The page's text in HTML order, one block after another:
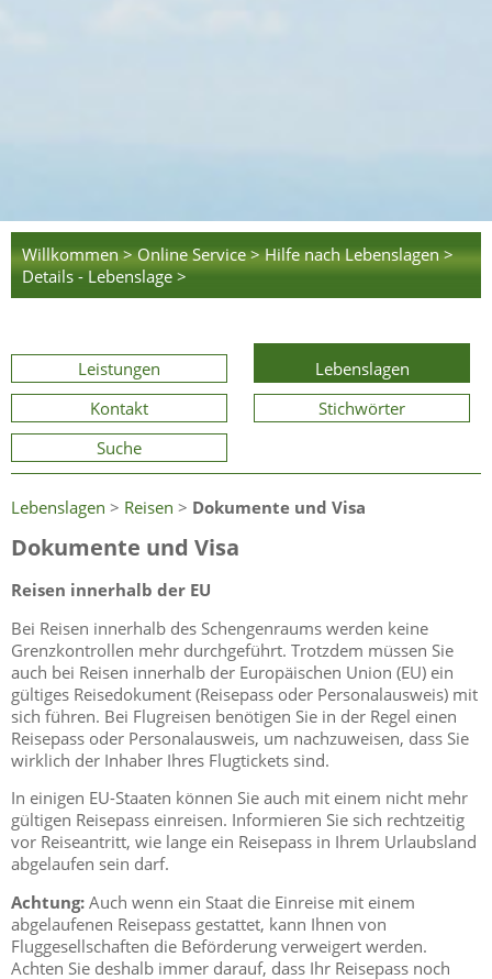
Willkommen > Online Service > Hilfe nach Lebenslagen >
Details - Lebenslage >
Leistungen
Lebenslagen
Kontakt
Stichwörter
Suche
Lebenslagen > Reisen > Dokumente und Visa
Dokumente und Visa
Reisen innerhalb der EU
Bei Reisen innerhalb des Schengenraums werden keine
Grenzkontrollen mehr durchgeführt. Trotzdem müssen Sie
auch bei Reisen innerhalb der Europäischen Union (EU) ein
gültiges Reisedokument (Reisepass oder Personalausweis) mit
sich führen. Bei Flugreisen benötigen Sie in der Regel einen
Reisepass oder Personalausweis, um nachzuweisen, dass Sie
wirklich der Inhaber Ihres Flugtickets sind.
In einigen EU-Staaten können Sie auch mit einem nicht mehr
gültigen Reisepass einreisen. Informieren Sie sich rechtzeitig
vor Reiseantritt, wie lange ein Reisepass in Ihrem Urlaubsland
abgelaufen sein darf.
Achtung: Auch wenn ein Staat die Einreise mit einem
abgelaufenen Reisepass gestattet, kann Ihnen von
Fluggesellschaften die Beförderung verweigert werden.
Achten Sie deshalb immer darauf, dass Ihr Reisepass noch